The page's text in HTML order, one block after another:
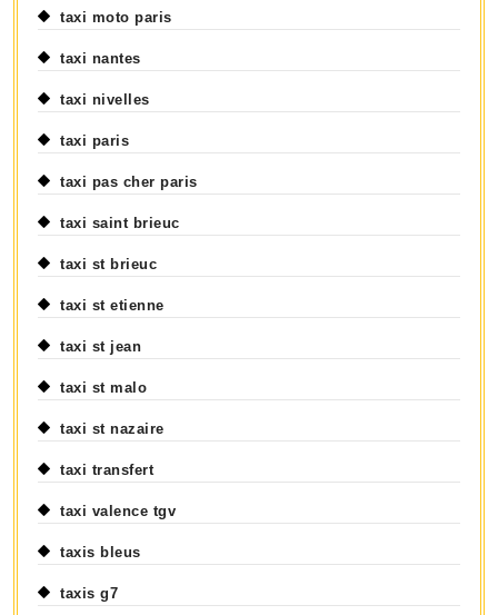
taxi moto paris
taxi nantes
taxi nivelles
taxi paris
taxi pas cher paris
taxi saint brieuc
taxi st brieuc
taxi st etienne
taxi st jean
taxi st malo
taxi st nazaire
taxi transfert
taxi valence tgv
taxis bleus
taxis g7